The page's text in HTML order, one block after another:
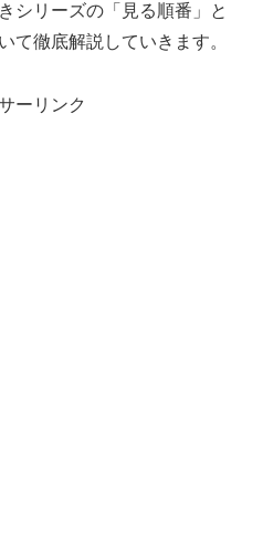
シリーズの「見る順番」と
て徹底解説していきます。
ーリンク